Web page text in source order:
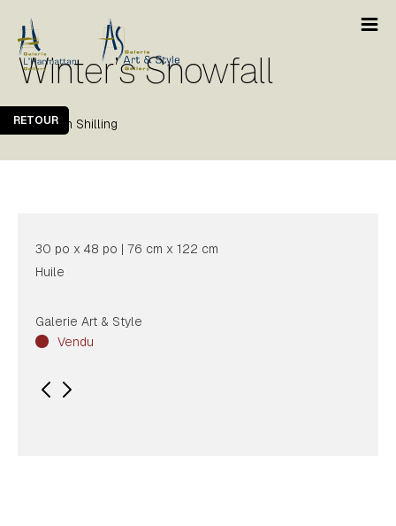
Winter’s Snowfall
Bewabon Shilling
RETOUR
30 po x 48 po | 76 cm x 122 cm
Huile
Galerie Art & Style
Vendu